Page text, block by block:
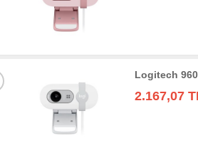
Logitech
2.167,07